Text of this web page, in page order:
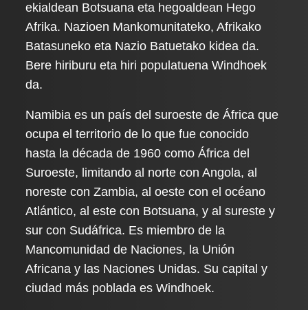
ekialdean Botsuana eta hegoaldean Hego
Afrika. Nazioen Mankomunitateko, Afrikako
Batasuneko eta Nazio Batuetako kidea da.
Bere hiriburu eta hiri populatuena Windhoek
da.
Namibia es un país del suroeste de África que
ocupa el territorio de lo que fue conocido
hasta la década de 1960 como África del
Suroeste, limitando al norte con Angola, al
noreste con Zambia, al oeste con el océano
Atlántico, al este con Botsuana, y al sureste y
sur con Sudáfrica. Es miembro de la
Mancomunidad de Naciones, la Unión
Africana y las Naciones Unidas. Su capital y
ciudad más poblada es Windhoek.